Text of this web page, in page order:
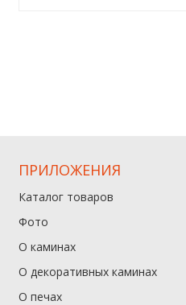
ПРИЛОЖЕНИЯ
Каталог товаров
Фото
О каминах
О декоративных каминах
О печах